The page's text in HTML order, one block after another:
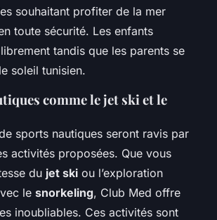
souhaitant profiter de la mer
toute sécurité. Les enfants
tandis que les parents se
soleil tunisien.
comme le jet ski et le
sports nautiques seront ravis par
activités proposées. Que vous
du jet ski ou l’exploration
le snorkeling, Club Med offre
inoubliables. Ces activités sont